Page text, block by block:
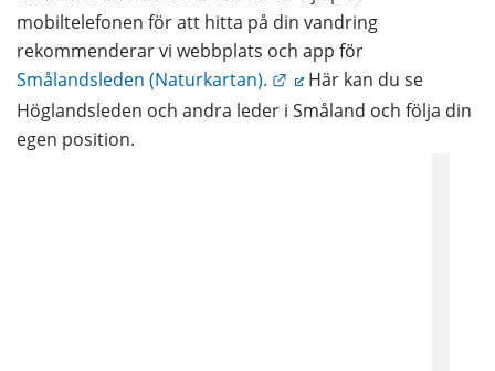
mobiltelefonen för att hitta på din vandring
Smålandsleden (Naturkartan).
Länk till annan
Här kan du se
Höglandsleden och andra leder i Småland och följa din
egen position.